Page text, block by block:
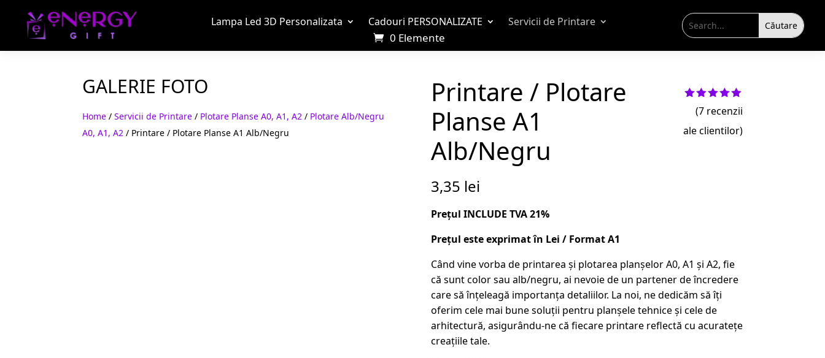
Lampa Led 3D Personalizata Cadouri PERSONALIZATE Servicii de Printare
0 Elemente
GALERIE FOTO
Home /Servicii de Printare / Plotare Planse A0, A1, A2 / Plotare Alb/Negru
A0, A1, A2 / Printare / Plotare Planse A1 Alb/Negru
Printare / Plotare
Planse A1
Alb/Negru
Evaluat la
5.00din 5
pe baza a
evaluări
(7recenzii
ale clientilor)
3,35 lei
Prețul INCLUDE TVA 21%
Prețul este exprimat în Lei / Format A1
Când vine vorba de printarea și plotarea planșelor A0, A1 și A2, fie
că sunt color sau alb/negru, ai nevoie de un partener de încredere
care să înțeleagă importanța detaliilor. La noi, ne dedicăm să îți
oferim cele mai bune soluții pentru planșele tehnice și cele de
arhitectură, asigurându-ne că fiecare printare reflectă cu acuratețe
creațiile tale.